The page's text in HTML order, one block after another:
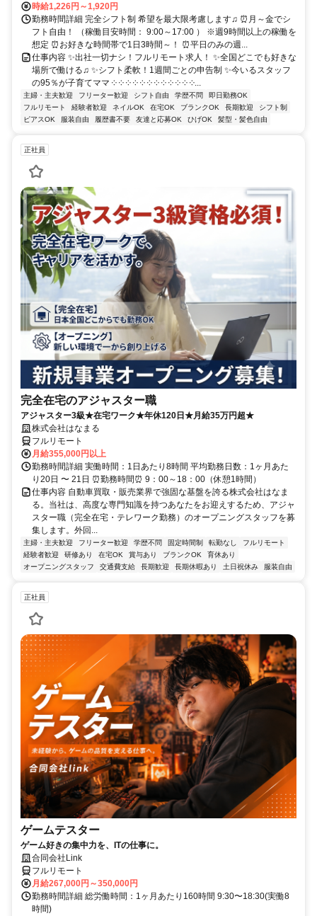
時給1,226円～1,920円
勤務時間詳細 完全シフト制 希望を最大限考慮します♫ ⏰月～金でシ
フト自由！ （稼働目安時間： 9:00～17:00 ） ※週9時間以上の稼働を
想定 ⏰お好きな時間帯で1日3時間～！ ⏰平日のみの週...
仕事内容 ✨出社一切ナシ！フルリモート求人！ ✨全国どこでも好きな
場所で働ける♫ ✨シフト柔軟！1週間ごとの申告制 ✨今いるスタッフ
の95％が子育てママ ༶ ༶ ༶ ༶ ༶ ༶ ༶ ༶ ༶ ༶ ༶ ༶...
主婦・主夫歓迎 フリーター歓迎 シフト自由 学歴不問
即日勤務OK
フルリモート
経験者歓迎 ネイルOK 在宅OK ブランクOK 長期歓迎
シフト制
ピアスOK
服装自由 履歴書不要 友達と応募OK ひげOK 髪型・髪色自由
正社員
完全在宅のアジャスター職
アジャスター3級★在宅ワーク★年休120日★月給35万円超★
株式会社はなまる
フルリモート
月給355,000円以上
勤務時間詳細 実働時間：1日あたり8時間 平均勤務日数：1ヶ月あた
り20日 〜 21日 ⏰勤務時間⏰ 9：00～18：00（休憩1時間）
仕事内容 自動車買取・販売業界で強固な基盤を誇る株式会社はなま
る。当社は、高度な専門知識を持つあなたをお迎えするため、アジャ
スター職（完全在宅・テレワーク勤務）のオープニングスタッフを募
集します。外回...
主婦・主夫歓迎 フリーター歓迎 学歴不問 固定時間制 転勤なし
フルリモート
経験者歓迎
研修あり 在宅OK 賞与あり ブランクOK
育休あり
オープニングスタッフ
交通費支給 長期歓迎 長期休暇あり 土日祝休み 服装自由
正社員
ゲームテスター
ゲーム好きの集中力を、ITの仕事に。
合同会社Link
フルリモート
月給267,000円～350,000円
勤務時間詳細 総労働時間：1ヶ月あたり160時間 9:30〜18:30(実働8
時間)